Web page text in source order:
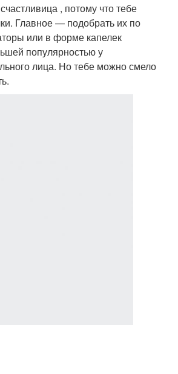
, потому что тебе
Главное — подобрать их по
или в форме капелек
популярностью у
лица. Но тебе можно смело